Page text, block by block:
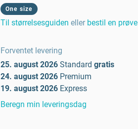
One size
Til størrelsesguiden eller bestil en prøve
Forventet levering
25. august 2026 Standard gratis
24. august 2026 Premium
19. august 2026 Express
Beregn min leveringsdag